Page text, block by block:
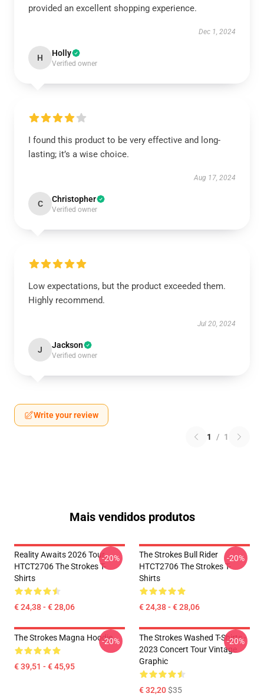
provided an excellent shopping experience.
Dec 1, 2024
H Holly
Verified owner
I found this product to be very effective and long-
lasting; it’s a wise choice.
Aug 17, 2024
C Christopher
Verified owner
Low expectations, but the product exceeded them.
Highly recommend.
Jul 20, 2024
J Jackson
Verified owner
Write your review
1 / 1
Mais vendidos produtos
Reality Awaits 2026 Tour
HTCT2706 The Strokes T-
Shirts
€ 24,38 - € 28,06
-20%
The Strokes Bull Rider
HTCT2706 The Strokes T-
Shirts
€ 24,38 - € 28,06
-20%
The Strokes Magna Hoodie
€ 39,51 - € 45,95
-20%
The Strokes Washed T-Shirts -
2023 Concert Tour Vintage
Graphic
€ 32,20$35
-20%